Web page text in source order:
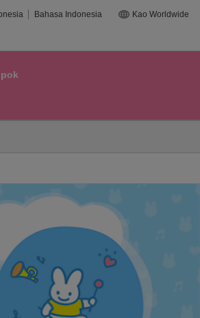
Bahasa Indonesia Kao Worldwide